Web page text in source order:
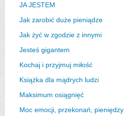
JA JESTEM
Jak zarobić duże pieniądze
Jak żyć w zgodzie z innymi
Jesteś gigantem
Kochaj i przyjmuj miłość
Książka dla mądrych ludzi
Maksimum osiągnięć
Moc emocji, przekonań, pieniędzy